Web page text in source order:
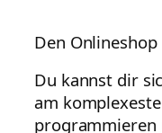
Den
Du kannst dir
am
programmieren